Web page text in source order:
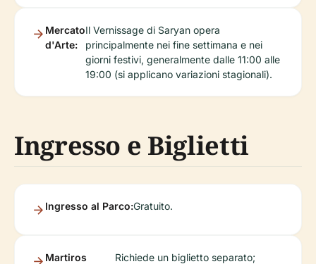
Mercato
d'Arte:
Il Vernissage di Saryan opera
principalmente nei fine settimana e nei
giorni festivi, generalmente dalle 11:00 alle
19:00 (si applicano variazioni stagionali).
Ingresso e Biglietti
Ingresso al Parco:Gratuito.
Martiros
Richiede un biglietto separato;